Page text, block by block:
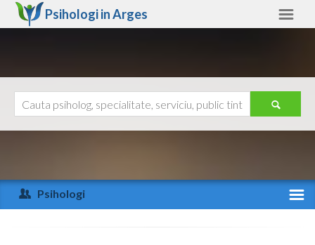
Psihologi inArges
Arad
Arges
Ajutor
Psihologi